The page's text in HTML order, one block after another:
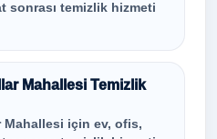
sonrası temizlik hizmeti
Mahallesi Temizlik
Mahallesi için ev, ofis,